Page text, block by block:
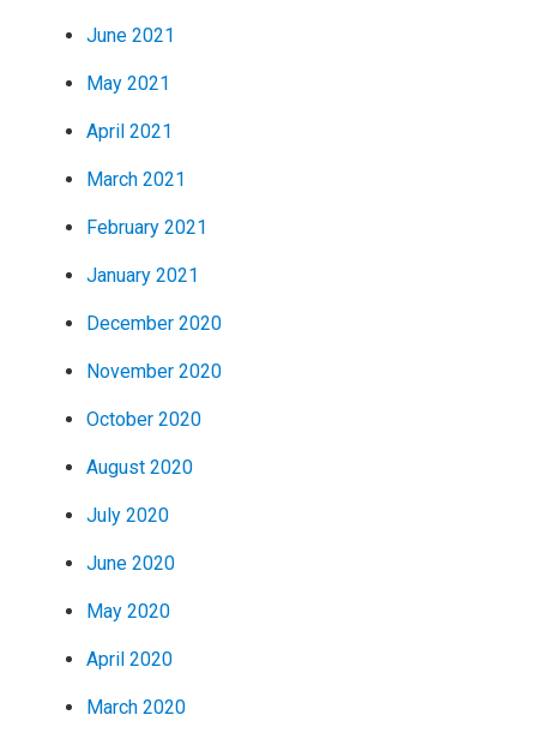
June 2021
May 2021
April 2021
March 2021
February 2021
January 2021
December 2020
November 2020
October 2020
August 2020
July 2020
June 2020
May 2020
April 2020
March 2020